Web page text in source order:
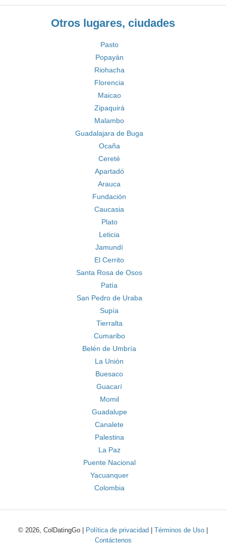
Otros lugares, ciudades
Pasto
Popayán
Riohacha
Florencia
Maicao
Zipaquirá
Malambo
Guadalajara de Buga
Ocaña
Cereté
Apartadó
Arauca
Fundación
Caucasia
Plato
Leticia
Jamundí
El Cerrito
Santa Rosa de Osos
Patía
San Pedro de Uraba
Supía
Tierralta
Cumaribo
Belén de Umbría
La Unión
Buesaco
Guacarí
Momil
Guadalupe
Canalete
Palestina
La Paz
Puente Nacional
Yacuanquer
Colombia
© 2026, ColDatingGo | Política de privacidad Términos de Uso
Contáctenos